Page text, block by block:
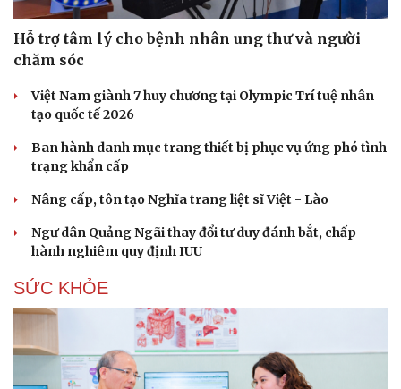
Hạt giống tâm hồn
Hỗ trợ tâm lý cho bệnh nhân ung thư và người
chăm sóc
Việt Nam giành 7 huy chương tại Olympic Trí tuệ nhân
tạo quốc tế 2026
Ban hành danh mục trang thiết bị phục vụ ứng phó tình
trạng khẩn cấp
Nâng cấp, tôn tạo Nghĩa trang liệt sĩ Việt - Lào
Ngư dân Quảng Ngãi thay đổi tư duy đánh bắt, chấp
hành nghiêm quy định IUU
SỨC KHỎE